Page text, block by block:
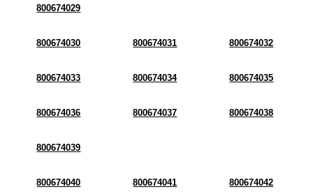
800674029
800674030 800674031 800674032
800674033 800674034 800674035
800674036 800674037 800674038
800674039
800674040 800674041 800674042